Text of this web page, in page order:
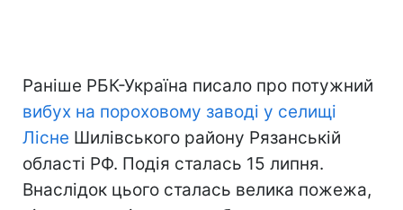
Раніше РБК-Україна писало про потужний
вибух на пороховому заводі у селищі
Лісне Шилівського району Рязанській
області РФ. Подія сталась 15 липня.
Внаслідок цього сталась велика пожежа,